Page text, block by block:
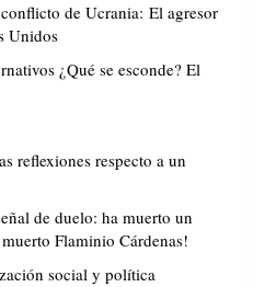
de Ucrania: El agresor
Unidos
¿Qué se esconde? El
reflexiones respecto a un
de duelo: ha muerto un
Flaminio Cárdenas!
social y política